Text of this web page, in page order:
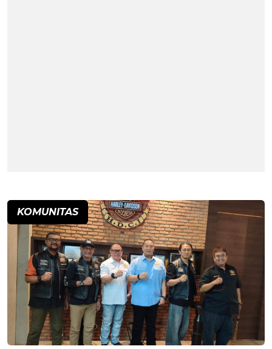
KOMUNITAS